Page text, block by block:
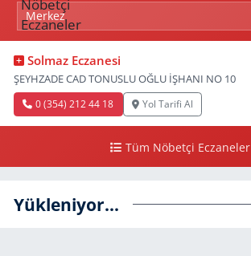
Solmaz Eczanesi
ŞEYHZADE CAD TONUSLU OĞLU İŞHANI NO 10
0 (354) 212 44 18 Yol Tarifi Al
Tüm Nöbetçi Eczaneler
Yükleniyor...